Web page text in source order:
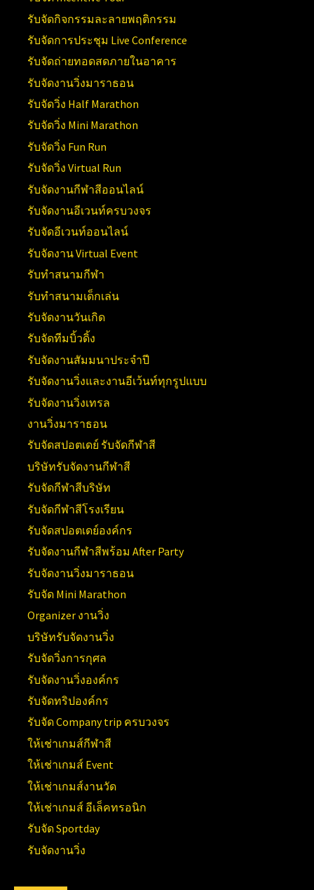
รับจัดกิจกรรมละลายพฤติกรรม
รับจัดการประชุม Live Conference
รับจัดถ่ายทอดสดภายในอาคาร
รับจัดงานวิ่งมาราธอน
รับจัดวิ่ง Half Marathon
รับจัดวิ่ง Mini Marathon
รับจัดวิ่ง Fun Run
รับจัดวิ่ง Virtual Run
รับจัดงานกีฬาสีออนไลน์
รับจัดงานอีเวนท์ครบวงจร
รับจัดอีเวนท์ออนไลน์
รับจัดงาน Virtual Event
รับทำสนามกีฬา
รับทำสนามเด็กเล่น
รับจัดงานวันเกิด
รับจัดทีมบิ้วดิ้ง
รับจัดงานสัมมนาประจำปี
รับจัดงานวิ่งและงานอีเว้นท์ทุกรูปแบบ
รับจัดงานวิ่งเทรล
งานวิ่งมาราธอน
รับจัดสปอตเดย์ รับจัดกีฬาสี
บริษัทรับจัดงานกีฬาสี
รับจัดกีฬาสีบริษัท
รับจัดกีฬาสีโรงเรียน
รับจัดสปอตเดย์องค์กร
รับจัดงานกีฬาสีพร้อม After Party
รับจัดงานวิ่งมาราธอน
รับจัด Mini Marathon
Organizer งานวิ่ง
บริษัทรับจัดงานวิ่ง
รับจัดวิ่งการกุศล
รับจัดงานวิ่งองค์กร
รับจัดทริปองค์กร
รับจัด Company trip ครบวงจร
ให้เช่าเกมส์กีฬาสี
ให้เช่าเกมส์ Event
ให้เช่าเกมส์งานวัด
ให้เช่าเกมส์ อีเล็คทรอนิก
รับจัด Sportday
รับจัดงานวิ่ง